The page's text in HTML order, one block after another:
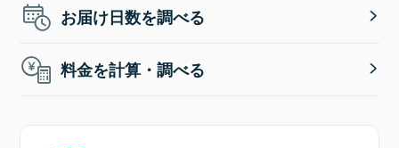
お届け日数を調べる
料金を計算・調べる